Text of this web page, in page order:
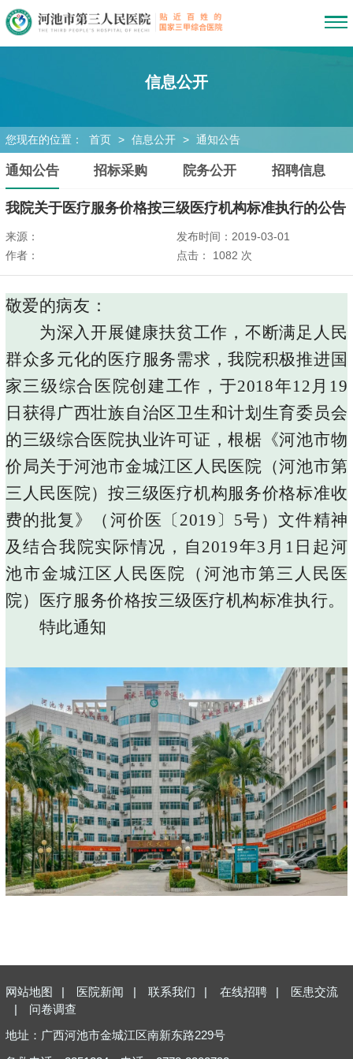
信息公开
您现在的位置： 首页 > 信息公开 > 通知公告
通知公告 招标采购 院务公开 招聘信息
我院关于医疗服务价格按三级医疗机构标准执行的公告
来源：
发布时间：2019-03-01
作者：
点击： 1082 次
敬爱的病友：
为深入开展健康扶贫工作，不断满足人民
群众多元化的医疗服务需求，我院积极推进国
家三级综合医院创建工作，于2018年12月19
日获得广西壮族自治区卫生和计划生育委员会
的三级综合医院执业许可证，根椐《河池市物
价局关于河池市金城江区人民医院（河池市第
三人民医院）按三级医疗机构服务价格标准收
费的批复》（河价医〔2019〕5号）文件精神
及结合我院实际情况，自2019年3月1日起河
池市金城江区人民医院（河池市第三人民医
院）医疗服务价格按三级医疗机构标准执行。
特此通知
网站地图 医院新闻 联系我们 在线招聘
医患交流
问卷调查
地址：广西河池市金城江区南新东路229号